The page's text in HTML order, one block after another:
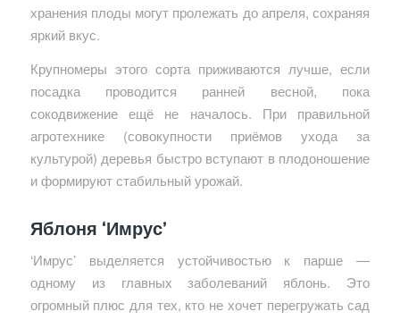
хранения плоды могут пролежать до апреля, сохраняя
яркий вкус.
Крупномеры этого сорта приживаются лучше, если
посадка проводится ранней весной, пока
сокодвижение ещё не началось. При правильной
агротехнике (совокупности приёмов ухода за
культурой) деревья быстро вступают в плодоношение
и формируют стабильный урожай.
Яблоня ‘Имрус’
‘Имрус’ выделяется устойчивостью к парше —
одному из главных заболеваний яблонь. Это
огромный плюс для тех, кто не хочет перегружать сад